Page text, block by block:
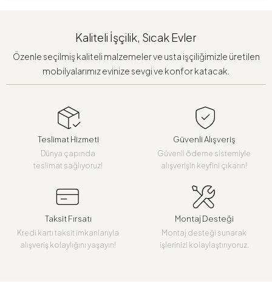
Kaliteli İşçilik, Sıcak Evler
Özenle seçilmiş kaliteli malzemeler ve usta işçiliğimizle üretilen
mobilyalarımız evinize sevgi ve konfor katacak.
Teslimat Hizmeti
Dünya çapında
teslimat sağlıyoruz!
Güvenli Alışveriş
Güvenli ödeme sistemiyle
alışverişin keyfini çıkarın!
Taksit Fırsatı
Kredi kartı taksit imkanlarıyla
alışveriş kolaylığını yaşayın!
Montaj Desteği
Montaj desteği sunarak
işlerinizi kolaylaştırıyoruz.